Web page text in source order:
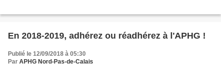
En 2018-2019, adhérez ou réadhérez à l'APHG !
Publié le 12/09/2018 à 05:30
Par APHG Nord-Pas-de-Calais